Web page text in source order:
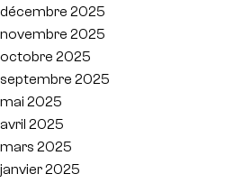
décembre 2025
novembre 2025
octobre 2025
septembre 2025
mai 2025
avril 2025
mars 2025
janvier 2025